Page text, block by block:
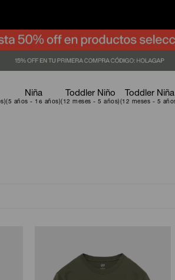
Niña Toddler Niño Toddler Niña